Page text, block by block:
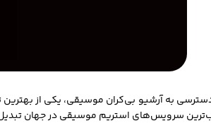
سرویس‌های استریم موسیقی در جهان